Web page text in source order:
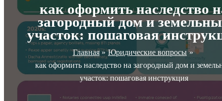
как оформить наследство
загородный дом и
участок: пошаговая
Главная
Юридические вопросы
как оформить наследство на загородный дом и
участок: пошаговая инструкция